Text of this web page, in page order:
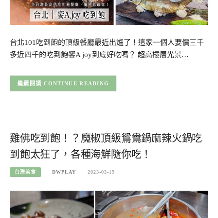
台北101吃到飽的頂級餐廳最近出爐了！這家一個人要價三千
多近四千的吃到飽饗A joy到底好吃嗎？ 超高樓層光景…
CONTINUE READING
雞佛吃到飽！？魔椒頂級鴛鴦鍋麻辣火鍋吃
到飽太狂了，各種海鮮隨你吃！
台灣美食 DWPLAY 2023-03-19